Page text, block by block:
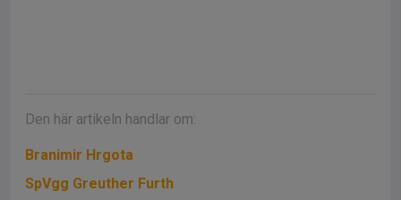
Den här artikeln handlar om:
Branimir Hrgota
SpVgg Greuther Furth